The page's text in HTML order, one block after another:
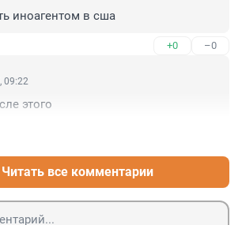
иноагентом в сша
+0 –0
09:22
этого
Читать все комментарии